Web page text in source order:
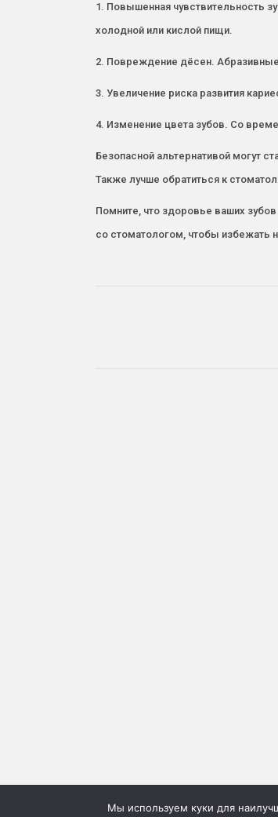
1. Повышенная чувствительность
холодной или кислой пищи.
2. Повреждение дёсен.
3. Увеличение риска развития
4. Изменение цвета зубов. Со
Безопасной альтернативой могут
Также лучше обратиться к
Помните, что здоровье ваших
со стоматологом, чтобы избежать
©2026г. "Сию" Сервис
Мы используем куки для